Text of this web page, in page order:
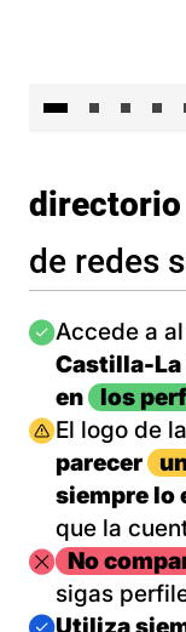
directorio
de redes
Imagen
Accede a
Castilla-La
en
los
Imagen
El logo de
parecer
siempre lo
que la
Imagen
No
sigas
Imagen